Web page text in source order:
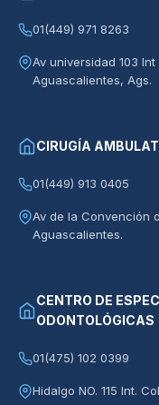
01(449) 971 8263
Av universidad 103
Aguascalientes, Ags.
CIRUGÍA
01(449) 913 0405
Av de la Convención
Aguascalientes.
CENTRO DE
ODONTOLÓGICAS
01(475) 102 0399
Hidalgo NO. 115 Int.